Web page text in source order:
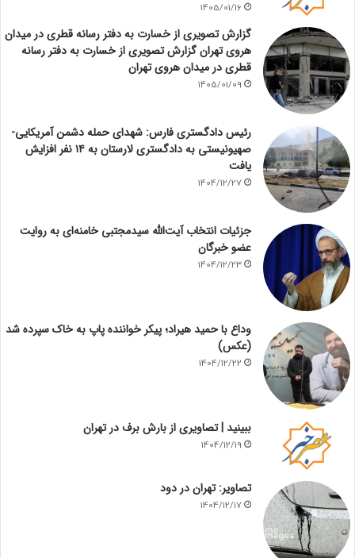
1405/01/16
گزارش تصویری از خسارت به دفتر رسانه قطری در میدان
هروی تهران گزارش تصویری از خسارت به دفتر رسانه
قطری در میدان هروی تهران
1405/01/09
رئیس دادگستری فارس: شهدای حمله دشمن آمریکایی-
صهیونیستی به دادگستری لارستان به ۱۴ نفر افزایش
یافت
1404/12/27
جزئیات انتخاب آیت‌الله سیدمجتبی خامنه‌ای به روایت
عضو خبرگان
1404/12/23
وداع با حمید هیراد؛ پیکر خواننده پاپ به خاک سپرده شد
(عکس)
1404/12/22
ببینید | تصاویری از بارش برف در تهران
1404/12/19
تصاویر: تهران در دود
1404/12/17